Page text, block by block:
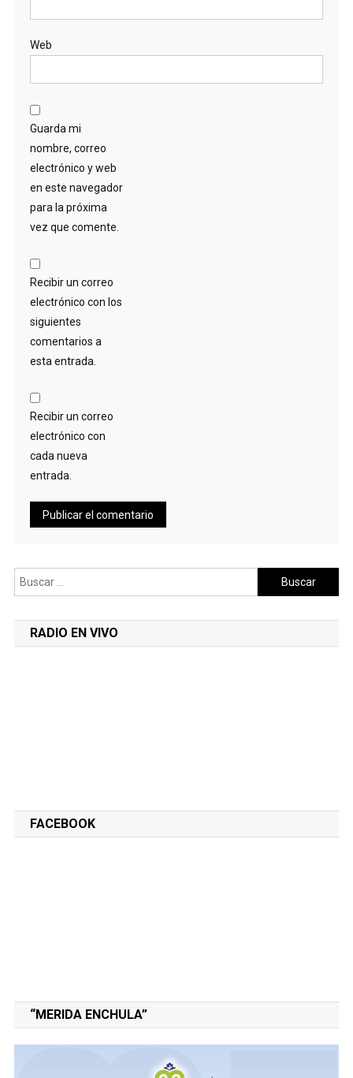
Web
Guarda mi
nombre, correo
electrónico y web
en este navegador
para la próxima
vez que comente.
Recibir un correo
electrónico con los
siguientes
comentarios a
esta entrada.
Recibir un correo
electrónico con
cada nueva
entrada.
Buscar:
RADIO EN VIVO
FACEBOOK
“MERIDA ENCHULA”